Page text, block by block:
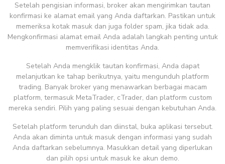
Setelah pengisian informasi, broker akan mengirimkan tautan
konfirmasi ke alamat email yang Anda daftarkan. Pastikan untuk
memeriksa kotak masuk dan juga folder spam, jika tidak ada.
Mengkonfirmasi alamat email Anda adalah langkah penting untuk
memverifikasi identitas Anda.
Setelah Anda mengklik tautan konfirmasi, Anda dapat
melanjutkan ke tahap berikutnya, yaitu mengunduh platform
trading. Banyak broker yang menawarkan berbagai macam
platform, termasuk MetaTrader, cTrader, dan platform custom
mereka sendiri. Pilih yang paling sesuai dengan kebutuhan Anda.
Setelah platform terunduh dan diinstal, buka aplikasi tersebut.
Anda akan diminta untuk masuk dengan informasi yang sudah
Anda daftarkan sebelumnya. Masukkan detail yang diperlukan
dan pilih opsi untuk masuk ke akun demo.